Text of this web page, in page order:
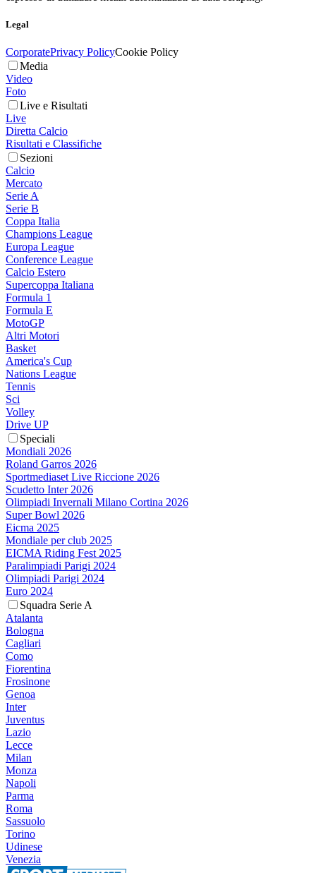
Legal
CorporatePrivacy PolicyCookie Policy
Media
Video
Foto
Live e Risultati
Live
Diretta Calcio
Risultati e Classifiche
Sezioni
Calcio
Mercato
Serie A
Serie B
Coppa Italia
Champions League
Europa League
Conference League
Calcio Estero
Supercoppa Italiana
Formula 1
Formula E
MotoGP
Altri Motori
Basket
America's Cup
Nations League
Tennis
Sci
Volley
Drive UP
Speciali
Mondiali 2026
Roland Garros 2026
Sportmediaset Live Riccione 2026
Scudetto Inter 2026
Olimpiadi Invernali Milano Cortina 2026
Super Bowl 2026
Eicma 2025
Mondiale per club 2025
EICMA Riding Fest 2025
Paralimpiadi Parigi 2024
Olimpiadi Parigi 2024
Euro 2024
Squadra Serie A
Atalanta
Bologna
Cagliari
Como
Fiorentina
Frosinone
Genoa
Inter
Juventus
Lazio
Lecce
Milan
Monza
Napoli
Parma
Roma
Sassuolo
Torino
Udinese
Venezia